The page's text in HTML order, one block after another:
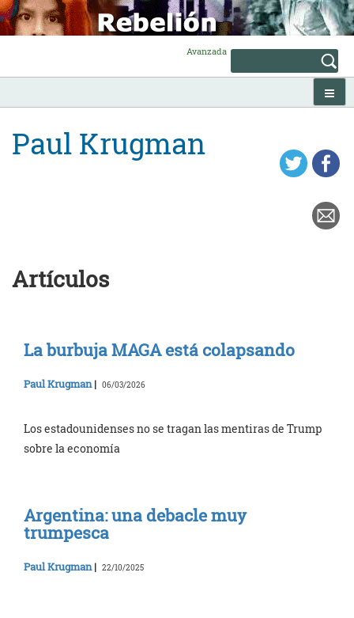
Skip
to
content
Avanzada
Paul Krugman
Artículos
La burbuja MAGA está colapsando
Paul Krugman| 06/03/2026
Los estadounidenses no se tragan las mentiras de Trump
sobre la economía
Argentina: una debacle muy
trumpesca
Paul Krugman| 22/10/2025